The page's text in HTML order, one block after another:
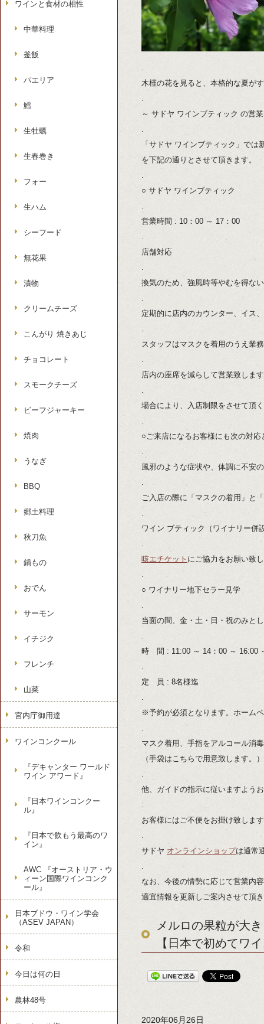
.
木槿の花を見ると、本格的な夏が
.
～ サドヤ ワインブティック の営
.
「サドヤ ワインブティック」で
を下記の通りとさせて頂きます。
.
○ サドヤ ワインブティック
.
営業時間 : 10：00 ～ 17：00
.
店舗対応
.
換気のため、強風時等やむを得な
.
定期的に店内のカウンター、イス
.
スタッフはマスクを着用のうえ業
.
店内の座席を減らして営業致しま
.
場合により、入店制限をさせて頂
.
○ご来店になるお客様にも次の対
.
風邪のような症状や、体調に不安
.
ご入店の際に「マスクの着用」と
.
ワイン ブティック（ワイナリー併
.
咳エチケット にご協力をお願い致
.
○ ワイナリー地下セラー見学
.
当面の間、金・土・日・祝のみと
.
時 間 : 11:00 ～ 14：00 ～ 16:00
.
定 員 : 8名様迄
.
※予約が必須となります。ホーム
.
マスク着用、手指をアルコール消
（手袋はこちらで用意致します。）
.
他、ガイドの指示に従いますよう
.
お客様にはご不便をお掛け致しま
.
サドヤ オンラインショップは通常
.
なお、今後の情勢に応じて営業内
適宜情報を更新しご案内させて頂
メルロの果粒が大
【日本で初めてワ
2020年06月26日
ワインと食材の相性
中華料理
釜飯
パエリア
鱈
生牡蠣
生春巻き
フォー
生ハム
シーフード
無花果
漬物
クリームチーズ
こんがり 焼きあじ
チョコレート
スモークチーズ
ビーフジャーキー
焼肉
うなぎ
BBQ
郷土料理
秋刀魚
鍋もの
おでん
サーモン
イチジク
フレンチ
山菜
宮内庁御用達
ワインコンクール
『デキャンター ワールド
ワイン アワード』
『日本ワインコンクー
ル』
『日本で飲もう最高のワ
イン』
AWC 『オーストリア・ウ
ィーン国際ワインコンク
ール』
日本ブドウ・ワイン学会
（ASEV JAPAN）
令和
今日は何の日
農林48号